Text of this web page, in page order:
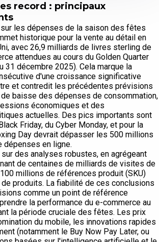
record : principaux
sur les dépenses de la saison des fêtes
historique pour la vente au détail en
avec 26,9 milliards de livres sterling de
attendues au cours du Golden Quarter
31 décembre 2025). Cela marque la
d'une croissance significative
et contredit les précédentes prévisions
baisse des dépenses de consommation,
économiques et des
actuelles. Des pics importants sont
Friday, du Cyber Monday, et pour la
Day devrait dépasser les 500 millions
en ligne.
des analyses robustes, en agrégeant
de centaines de milliards de visites de
millions de références produit (SKU)
produits. La fiabilité de ces conclusions
comme un point de référence
la performance du e-commerce au
la période cruciale des fêtes. Les prix
du mobile, les innovations rapides
(notamment le Buy Now Pay Later, ou